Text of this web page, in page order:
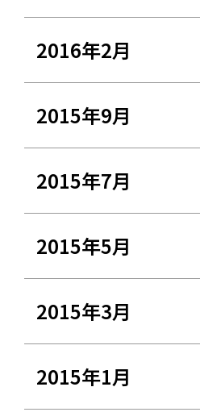
2016年2月
2015年9月
2015年7月
2015年5月
2015年3月
2015年1月